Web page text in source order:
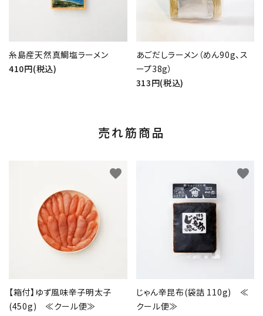
糸島産天然真鯛塩ラーメン
410円(税込)
あごだしラーメン（めん90g、ス
ープ38g）
313円(税込)
売れ筋商品
【箱付】ゆず風味辛子明太子
(450g) ≪クール便≫
favorite
じゃん辛昆布(袋詰 110g) ≪
クール便≫
favorite